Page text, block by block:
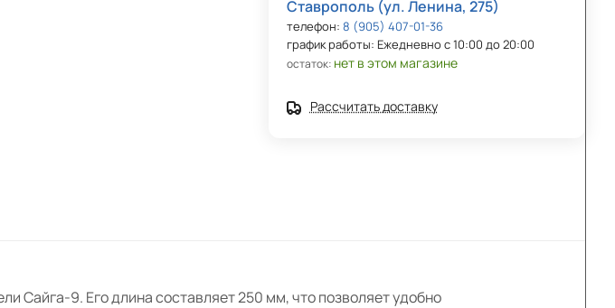
Ставрополь (ул. Ленина, 275)
телефон: 8 (905) 407-01-36
график работы: Ежедневно с 10:00 до 20:00
остаток: нет в этом магазине
Рассчитать доставку
Сайга-9. Его длина составляет 250 мм, что позволяет удобно